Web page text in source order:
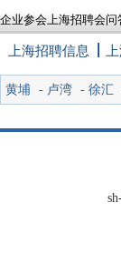
企业参会上海招聘会问
上海招聘信息
黄埔 - 卢湾 - 徐汇